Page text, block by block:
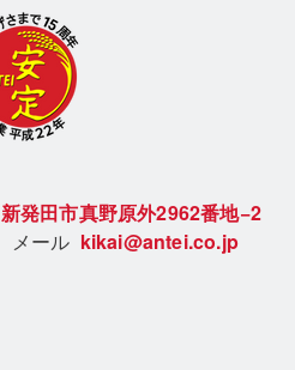
新発田市真野原外2962番地−2
メール kikai@antei.co.jp